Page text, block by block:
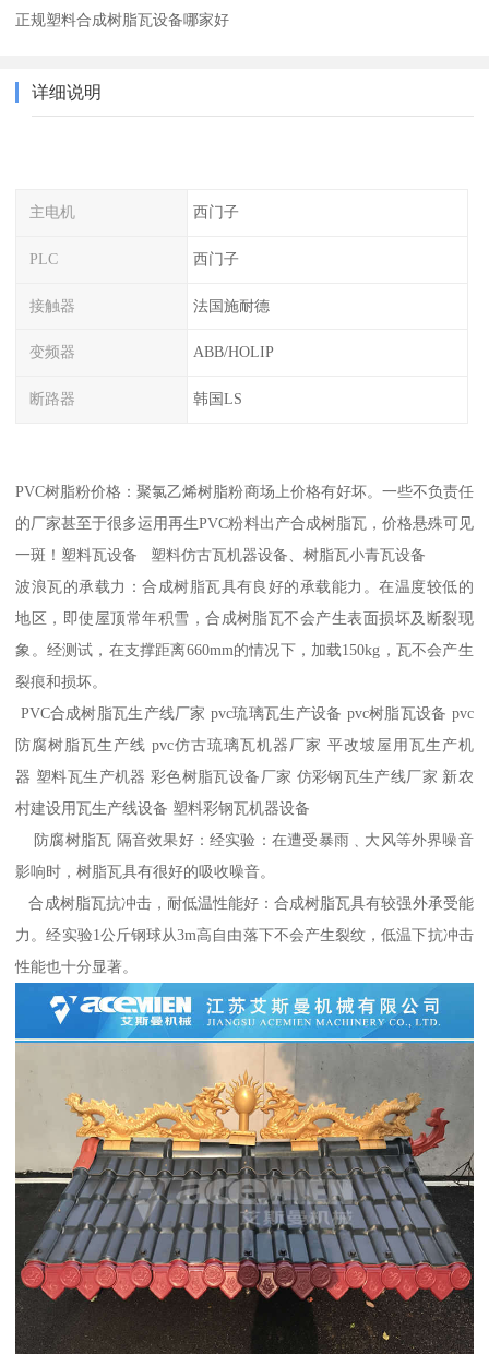
正规塑料合成树脂瓦设备哪家好
详细说明
主电机 西门子
PLC 西门子
接触器 法国施耐德
变频器 ABB/HOLIP
断路器 韩国LS
PVC树脂粉价格：聚氯乙烯树脂粉商场上价格有好坏。一些不负责任
的厂家甚至于很多运用再生PVC粉料出产合成树脂瓦，价格悬殊可见
一斑！塑料瓦设备 塑料仿古瓦机器设备、树脂瓦小青瓦设备
波浪瓦的承载力：合成树脂瓦具有良好的承载能力。在温度较低的
地区，即使屋顶常年积雪，合成树脂瓦不会产生表面损坏及断裂现
象。经测试，在支撑距离660mm的情况下，加载150kg，瓦不会产生
裂痕和损坏。
PVC合成树脂瓦生产线厂家 pvc琉璃瓦生产设备 pvc树脂瓦设备 pvc
防腐树脂瓦生产线 pvc仿古琉璃瓦机器厂家 平改坡屋用瓦生产机
器 塑料瓦生产机器 彩色树脂瓦设备厂家 仿彩钢瓦生产线厂家 新农
村建设用瓦生产线设备 塑料彩钢瓦机器设备
防腐树脂瓦 隔音效果好：经实验：在遭受暴雨﹑大风等外界噪音
影响时，树脂瓦具有很好的吸收噪音。
合成树脂瓦抗冲击，耐低温性能好：合成树脂瓦具有较强外承受能
力。经实验1公斤钢球从3m高自由落下不会产生裂纹，低温下抗冲击
性能也十分显著。